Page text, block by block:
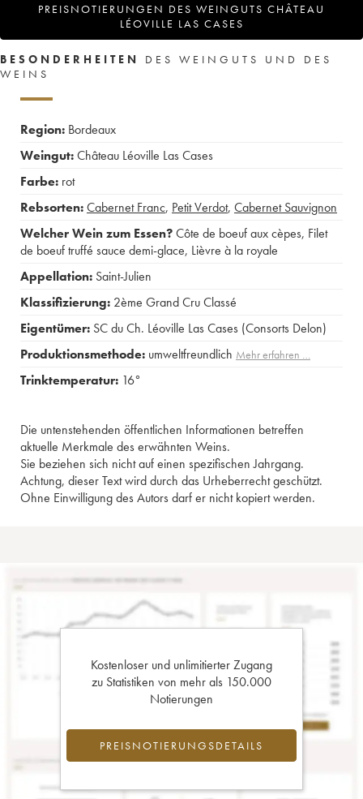
PREISNOTIERUNGEN DES WEINGUTS CHÂTEAU
LÉOVILLE LAS CASES
BESONDERHEITEN
DES WEINGUTS UND DES
WEINS
Region: Bordeaux
Weingut:Château Léoville Las Cases
Farbe: rot
Rebsorten:Cabernet Franc, Petit Verdot, Cabernet Sauvignon
Welcher Wein zum Essen?Côte de boeuf aux cèpes, Filet
de boeuf truffé sauce demi-glace, Lièvre à la royale
Appellation: Saint-Julien
Klassifizierung: 2ème Grand Cru Classé
Eigentümer: SC du Ch. Léoville Las Cases (Consorts Delon)
Produktionsmethode: umweltfreundlich Mehr erfahren …
Trinktemperatur: 16°
Die untenstehenden öffentlichen Informationen betreffen
aktuelle Merkmale des erwähnten Weins.
Sie beziehen sich nicht auf einen spezifischen Jahrgang.
Achtung, dieser Text wird durch das Urheberrecht geschützt.
Ohne Einwilligung des Autors darf er nicht kopiert werden.
Kostenloser und unlimitierter Zugang
zu Statistiken von mehr als 150.000
Notierungen
PREISNOTIERUNGSDETAILS